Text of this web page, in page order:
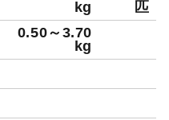
1.10～1.20
kg
1～2
0.50～3.70